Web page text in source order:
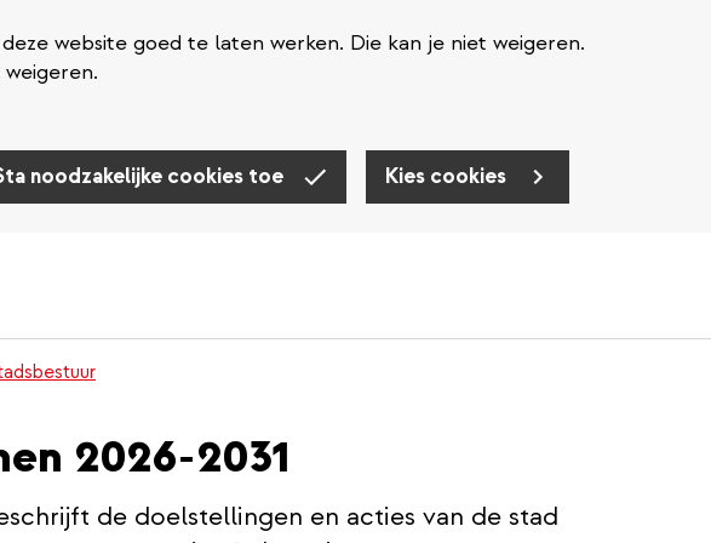
website goed te laten werken. Die kan je niet weigeren.
noodzakelijke cookies toe Kies cookies
2026-2031
de doelstellingen en acties van de stad